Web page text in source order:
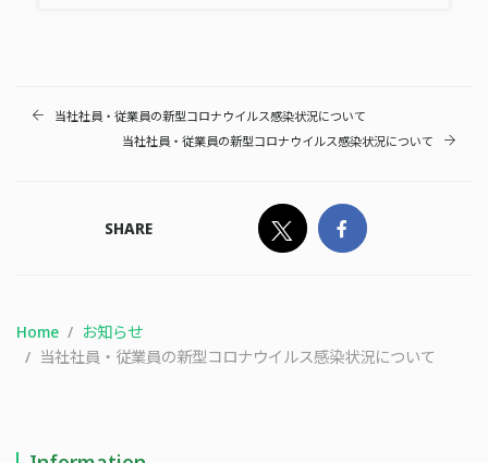
当社社員・従業員の新型コロナウイルス感染状況について
当社社員・従業員の新型コロナウイルス感染状況について
SHARE
Home
お知らせ
当社社員・従業員の新型コロナウイルス感染状況について